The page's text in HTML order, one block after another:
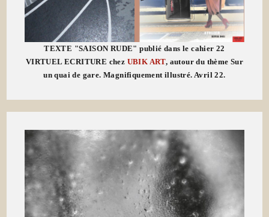
TEXTE "SAISON RUDE" publié dans le cahier 22
VIRTUEL ECRITURE chez UBIK ART, autour du thème Sur
un quai de gare. Magnifiquement illustré. Avril 22.